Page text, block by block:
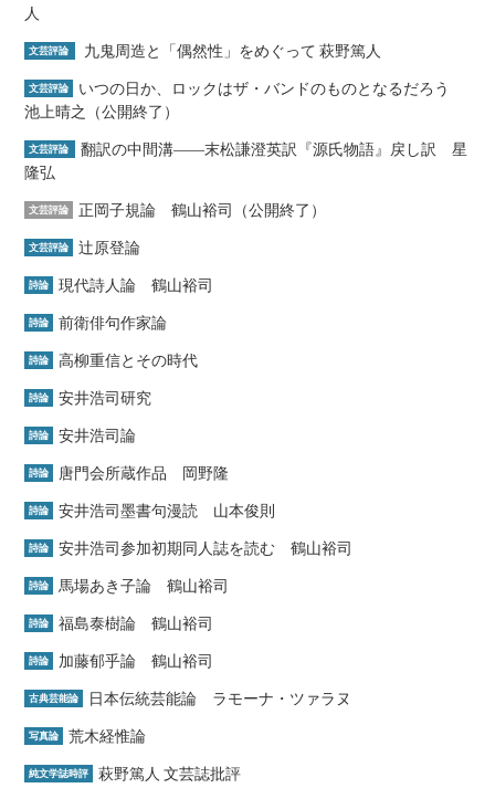
人
文芸評論 九鬼周造と「偶然性」をめぐって 萩野篤人
文芸評論
いつの日か、ロックはザ・バンドのものとなるだろう
池上晴之（公開終了）
文芸評論
翻訳の中間溝――末松謙澄英訳『源氏物語』戻し訳 星
隆弘
文芸評論 正岡子規論 鶴山裕司（公開終了）
文芸評論 辻原登論
詩論 現代詩人論 鶴山裕司
詩論 前衛俳句作家論
詩論 高柳重信とその時代
詩論 安井浩司研究
詩論 安井浩司論
詩論 唐門会所蔵作品 岡野隆
詩論 安井浩司墨書句漫読 山本俊則
詩論 安井浩司参加初期同人誌を読む 鶴山裕司
詩論 馬場あき子論 鶴山裕司
詩論 福島泰樹論 鶴山裕司
詩論 加藤郁乎論 鶴山裕司
古典芸能論 日本伝統芸能論 ラモーナ・ツァラヌ
写真論 荒木経惟論
純文学誌時評 萩野篤人 文芸誌批評